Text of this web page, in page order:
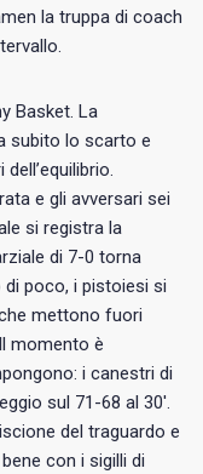
la truppa di coach
Basket. La
subito lo scarto e
e gli avversari sei
si registra la
di 7-0 torna
di poco, i pistoiesi si
mettono fuori
momento è
i canestri di
sul 71-68 al 30′.
del traguardo e
con i sigilli di